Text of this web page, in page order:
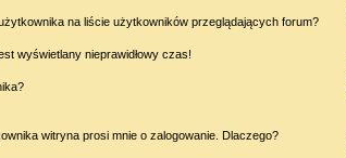
na liście użytkowników przeglądających forum?
wyświetlany nieprawidłowy czas!
witryna prosi mnie o zalogowanie. Dlaczego?